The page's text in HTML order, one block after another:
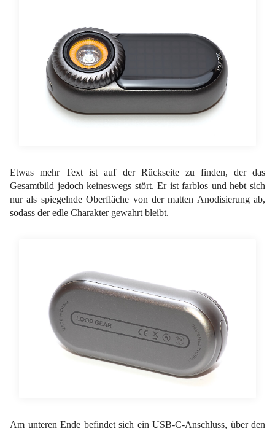
Etwas mehr Text ist auf der Rückseite zu finden, der das
Gesamtbild jedoch keineswegs stört. Er ist farblos und hebt sich
nur als spiegelnde Oberfläche von der matten Anodisierung ab,
sodass der edle Charakter gewahrt bleibt.
Am unteren Ende befindet sich ein USB-C-Anschluss, über den